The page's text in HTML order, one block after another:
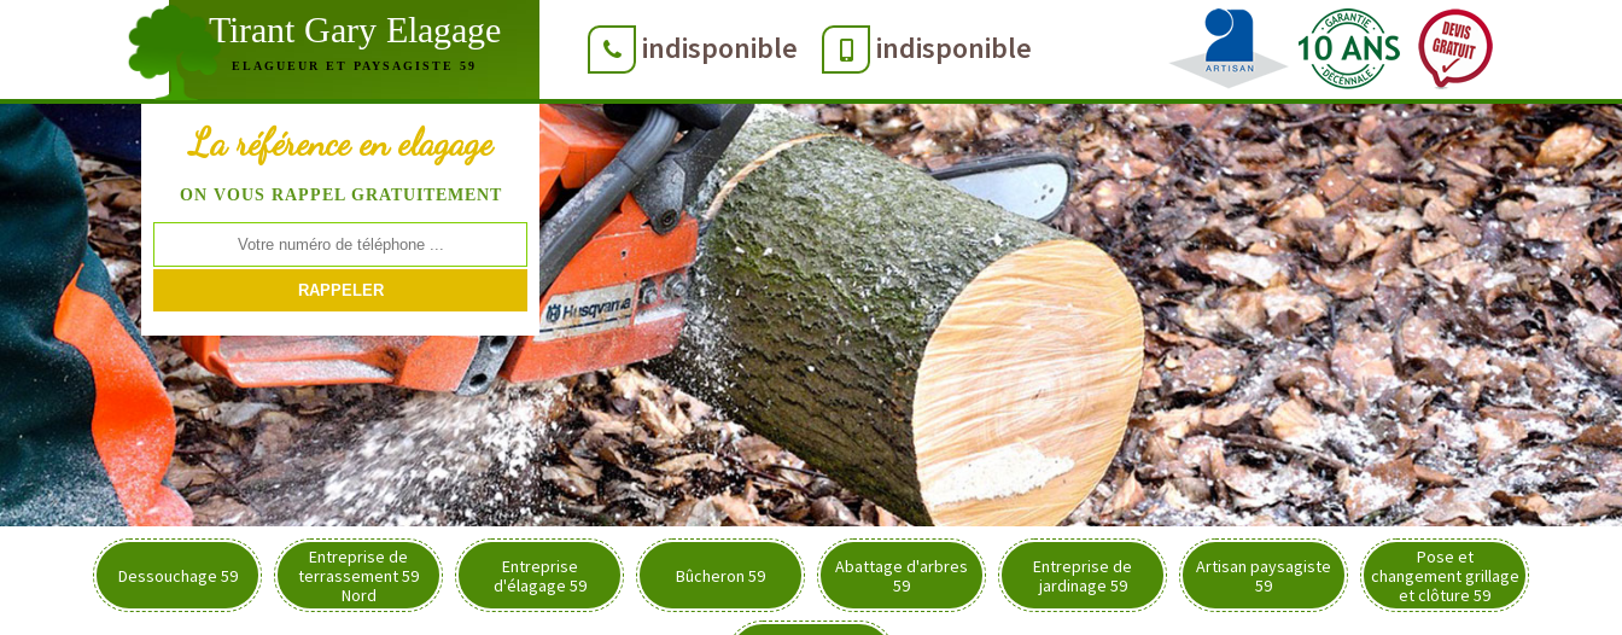
Tirant Gary Elagage
ELAGUEUR ET PAYSAGISTE 59 indisponible indisponible
La référence en elagage
ON VOUS RAPPEL GRATUITEMENT
Dessouchage 59
Entreprise de
terrassement 59
Nord
Entreprise
d'élagage 59
Bûcheron 59
Abattage d'arbres
59
Entreprise de
jardinage 59
Artisan paysagiste
59
Pose et
changement grillage
et clôture 59